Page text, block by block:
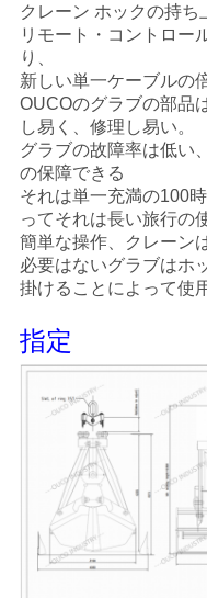
ニ
ュ
ー
ス
事
件
CONTACT
クレーン ホックの持
リモート・コントロー
り、
新しい単一ケーブルの
OUCOのグラブの部品
し易く、修理し易い。
グラブの故障率は低い
の保障できる
それは単一充満の100
ってそれは長い旅行の
簡単な操作、クレーン
必要はないグラブはホ
掛けることによって使
指定